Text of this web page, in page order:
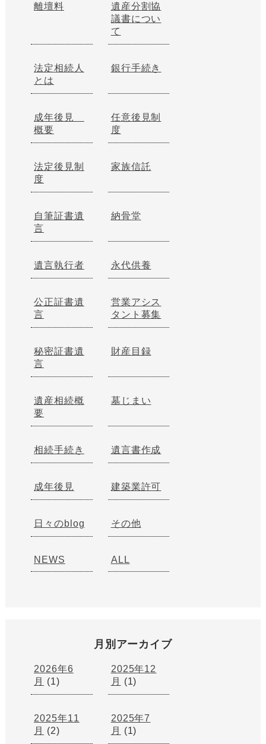
離壇料
遺産分割協
議書につい
て
法定相続人
とは
銀行手続き
成年後見
概要
任意後見制
度
法定後見制
度
家族信託
自筆証書遺
言
納骨堂
遺言執行者 永代供養
公正証書遺
言
営業アシス
タント募集
秘密証書遺
言
財産目録
遺産相続概
要
墓じまい
相続手続き 遺言書作成
成年後見 建築業許可
日々のblog その他
NEWS ALL
月別アーカイブ
2026年6
月
(1)
2025年12
月
(1)
2025年11
月
(2)
2025年7
月
(1)